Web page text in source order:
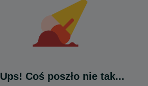
Ups! Coś poszło nie tak...